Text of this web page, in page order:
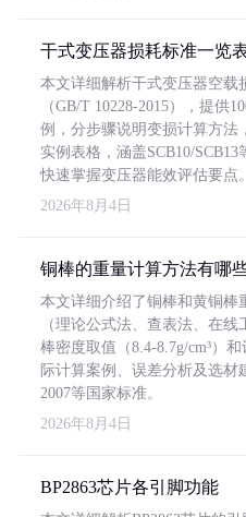
干式变压器损耗标准一览
本文详细解析干式变压器空载
（GB/T 10228-2015），提供
例，分步骤说明变损计算方法
实例表格，涵盖SCB10/
快速掌握变压器能效评估要点。
2026年8月4日
铜棒的重量计算方法有哪
本文详细介绍了铜棒和黄铜棒
（理论公式法、查表法、在
棒密度取值（8.4-8.7g/cm³）
际计算案例、误差分析及选材
2007等国家标准。
2026年8月4日
BP2863芯片各引脚功能